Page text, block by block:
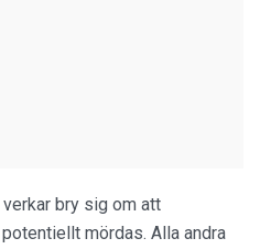
bry sig om att
mördas. Alla andra